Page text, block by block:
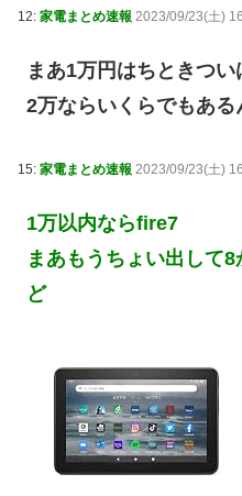
12: 家電まとめ速報 2023/09/23(土)
まあ1万円はちときつい
2万ならいくらでもある
15: 家電まとめ速報 2023/09/23(土)
1万以内ならfire7
まあもうちょい出して
ど